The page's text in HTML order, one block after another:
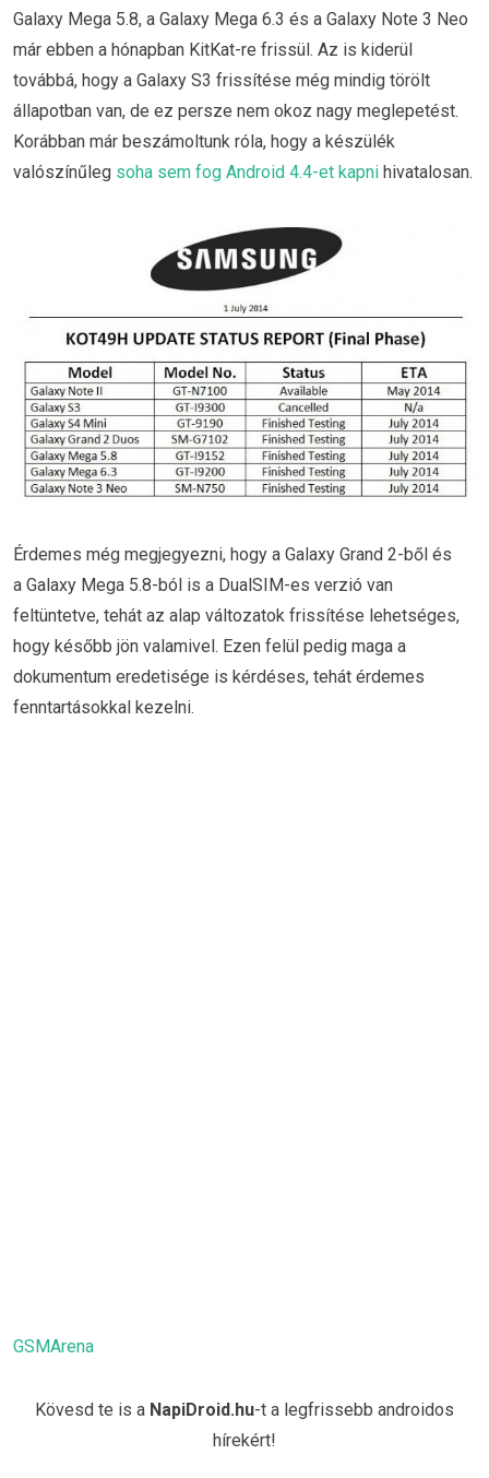
Galaxy Mega 5.8, a Galaxy Mega 6.3 és a Galaxy Note 3 Neo
már ebben a hónapban KitKat-re frissül. Az is kiderül
továbbá, hogy a Galaxy S3 frissítése még mindig törölt
állapotban van, de ez persze nem okoz nagy meglepetést.
Korábban már beszámoltunk róla, hogy a készülék
valószínűleg soha sem fog Android 4.4-et kapni hivatalosan.
Érdemes még megjegyezni, hogy a Galaxy Grand 2-ből és
a Galaxy Mega 5.8-ból is a DualSIM-es verzió van
feltüntetve, tehát az alap változatok frissítése lehetséges,
hogy később jön valamivel. Ezen felül pedig maga a
dokumentum eredetisége is kérdéses, tehát érdemes
fenntartásokkal kezelni.
GSMArena
Kövesd te is a NapiDroid.hu-t a legfrissebb androidos
hírekért!